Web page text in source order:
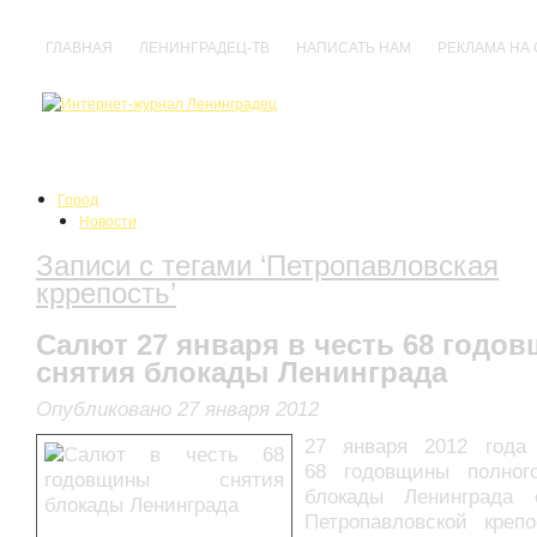
ГЛАВНАЯ ЛЕНИНГРАДЕЦ-ТВ НАПИСАТЬ НАМ РЕКЛАМА НА
Город
Новости
Происшествия
Нарушения
Политика
Анонсы
Выставки
Концерты
Праздники
Спектакли
Фестивали
Прочее
Спорт
Записи с тегами ‘Петропавловская
кррепость’
Салют 27 января в честь 68
снятия блокады Ленинграда
Опубликовано 27 января 2012
27 января 2012
68 годовщины
блокады
Петропавловской